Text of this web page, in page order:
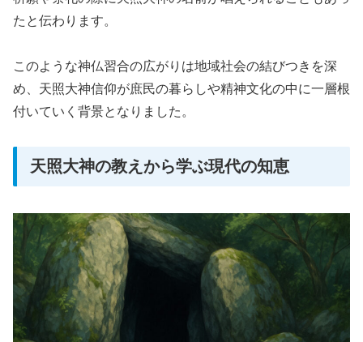
たと伝わります。
このような神仏習合の広がりは地域社会の結びつきを深
め、天照大神信仰が庶民の暮らしや精神文化の中に一層根
付いていく背景となりました。
天照大神の教えから学ぶ現代の知恵